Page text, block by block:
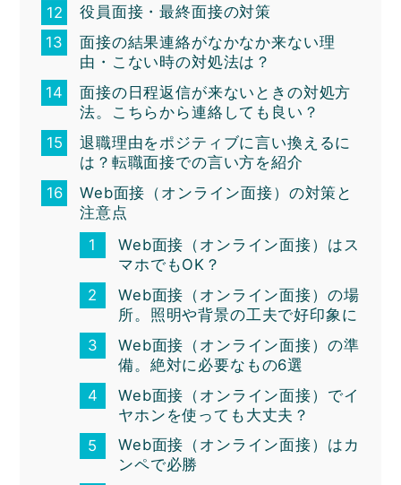
役員面接・最終面接の対策
面接の結果連絡がなかなか来ない理
由・こない時の対処法は？
面接の日程返信が来ないときの対処方
法。こちらから連絡しても良い？
退職理由をポジティブに言い換えるに
は？転職面接での言い方を紹介
Web面接（オンライン面接）の対策と
注意点
Web面接（オンライン面接）はス
マホでもOK？
Web面接（オンライン面接）の場
所。照明や背景の工夫で好印象に
Web面接（オンライン面接）の準
備。絶対に必要なもの6選
Web面接（オンライン面接）でイ
ヤホンを使っても大丈夫？
Web面接（オンライン面接）はカ
ンペで必勝